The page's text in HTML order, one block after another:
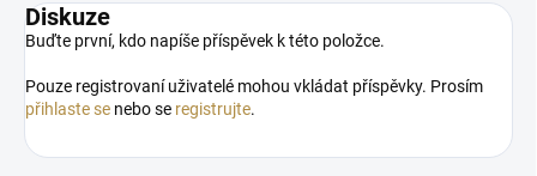
Diskuze
Buďte první, kdo napíše příspěvek k této položce.
Pouze registrovaní uživatelé mohou vkládat příspěvky. Prosím
přihlaste se nebo se registrujte.